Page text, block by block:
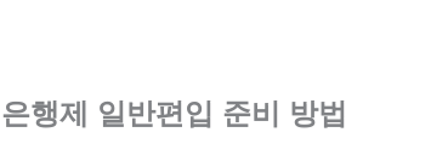
행제 일반편입 준비 방법